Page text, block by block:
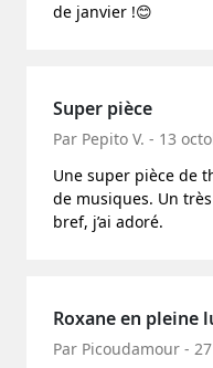
de janvier !😊
Super pièce
Par Pepito V. - 13
Une super pièce de
de musiques. Un
bref, j’ai adoré.
Roxane en pleine
Par Picoudamour -